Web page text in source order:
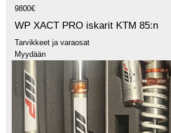
9800€
WP XACT PRO iskarit KTM 85:n
Tarvikkeet ja varaosat
Myydään